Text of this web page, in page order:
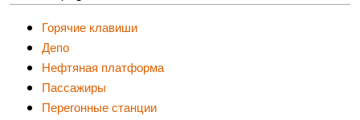
Горячие клавиши
Депо
Нефтяная платформа
Пассажиры
Перегонные станции